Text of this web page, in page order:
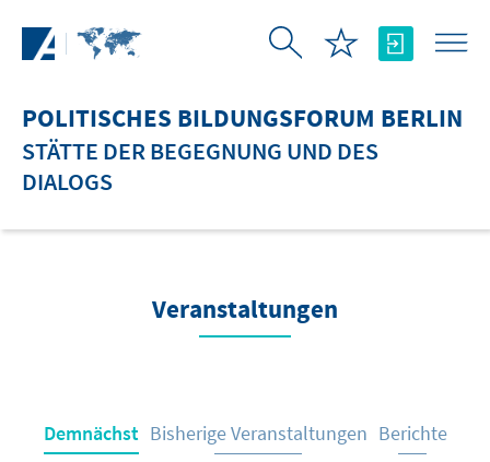
POLITISCHES BILDUNGSFORUM BERLIN
STÄTTE DER BEGEGNUNG UND DES
DIALOGS
Veranstaltungen
Demnächst Bisherige Veranstaltungen Berichte